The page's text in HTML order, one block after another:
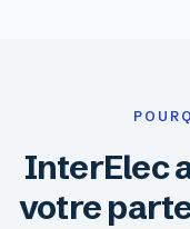
InterElec
votre